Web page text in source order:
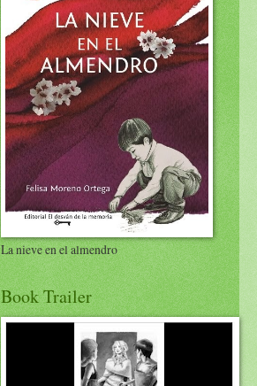
La nieve en el almendro
Book Trailer